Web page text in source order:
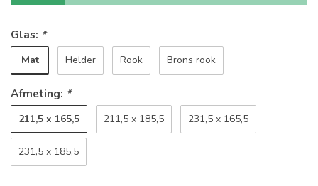
Glas: *
Mat Helder Rook Brons rook
Afmeting: *
211,5 x 165,5 211,5 x 185,5 231,5 x 165,5
231,5 x 185,5